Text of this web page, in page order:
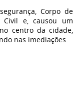
Corpo de
Civil e, causou um
centro da cidade,
nas imediações.